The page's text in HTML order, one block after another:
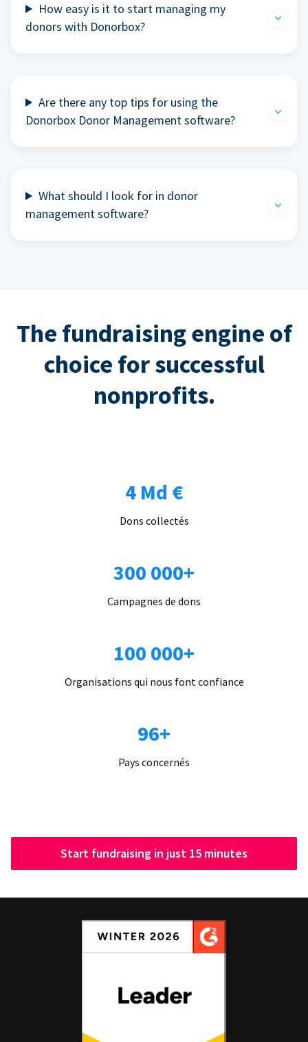
How easy is it to start managing my
donors with Donorbox?
Are there any top tips for using the
Donorbox Donor Management software?
What should I look for in donor
management software?
The fundraising engine of
choice for successful
nonprofits.
4 Md €
Dons collectés
300 000+
Campagnes de dons
100 000+
Organisations qui nous font confiance
96+
Pays concernés
Start fundraising in just 15 minutes